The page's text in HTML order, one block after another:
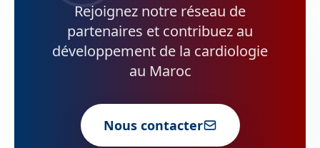
Rejoignez notre réseau de
partenaires et contribuez au
développement de la cardiologie
au Maroc
Nous contacter